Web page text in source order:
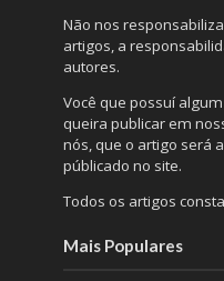
Não nos
artigos, a
autores.
Você que possuí
queira publicar em
nós, que o artigo será
públicado no site.
Todos os artigos
Mais Populares